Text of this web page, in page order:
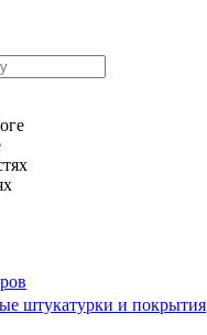
штукатурки и покрытия